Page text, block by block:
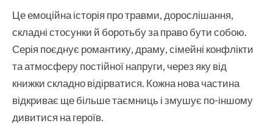
Це емоційна історія про травми, дорослішання,
складні стосунки й боротьбу за право бути собою.
Серія поєднує романтику, драму, сімейні конфлікти
та атмосферу постійної напруги, через яку від
книжки складно відірватися. Кожна нова частина
відкриває ще більше таємниць і змушує по-іншому
дивитися на героїв.